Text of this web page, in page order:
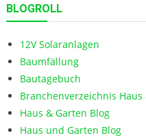
BLOGROLL
12V Solaranlagen
Baumfällung
Bautagebuch
Branchenverzeichnis Haus
Haus & Garten Blog
Haus und Garten Blog